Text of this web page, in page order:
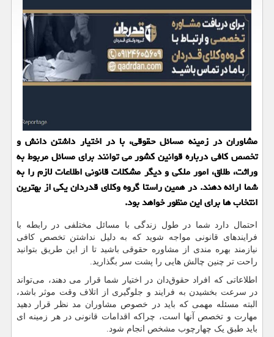
مشاوران در زمینه مسائل حقوقی، با در اختیار داشتن دانش و
تخصص کافی درباره قوانین کشور می ‌توانند برای مسائل مربوط به
وراثت، طلاق، امور ملکی و دیگر مشکلات قانونی اطلاعات لازم را به
شما ارائه دهند. در همین راستا گروه وکلای قدردان یکی از بهترین
انتخاب‌ ها برای این منظور خواهد بود.
احتمال دارد شما در طول زندگی با مسائل مختلفی در رابطه با
فرایندهای قانونی مواجه شوید که به ‌دلیل نداشتن تخصص کافی
نیازمند بهره ‌مندی از مشاوره حقوقی باشید تا از این طریق بتوانید
راحت تر چنین چالش ‌هایی را پشت سر بگذارید.
اطلاعاتی که افراد حقوق‌دان در اختیار شما قرار می ‌دهند، می‌تواند
در سرعت‌ بخشیدن به فرایند و جلوگیری از اتلاف وقت موثر باشد،
البته مسئله مهمی که باید در خصوص مشاوران مد نظر قرار دهید
مهارت و تخصص آنها است، چراکه اقدامات قانونی در هر زمینه‌ ای
باید طبق یک چهارچوب مشخص انجام شود.